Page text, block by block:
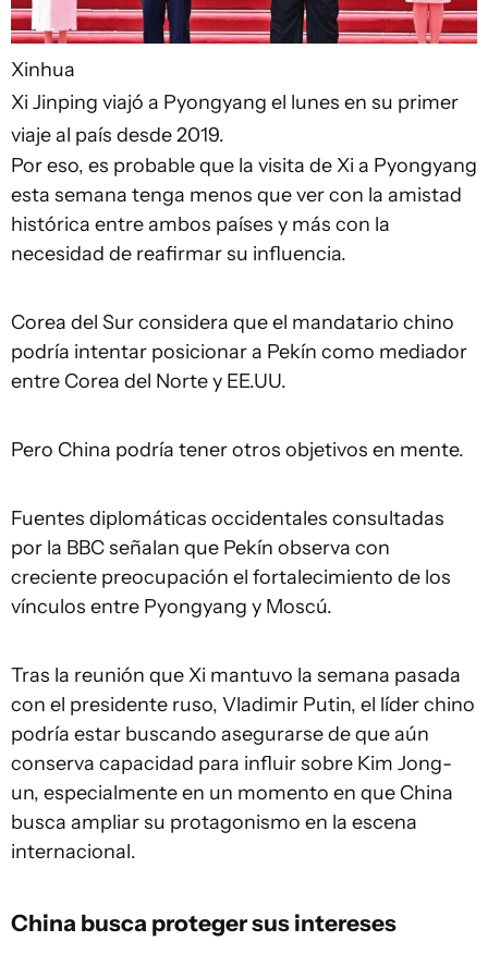
Xinhua
Xi Jinping viajó a Pyongyang el lunes en su primer
viaje al país desde 2019.
Por eso, es probable que la visita de Xi a Pyongyang
esta semana tenga menos que ver con la amistad
histórica entre ambos países y más con la
necesidad de reafirmar su influencia.
Corea del Sur considera que el mandatario chino
podría intentar posicionar a Pekín como mediador
entre Corea del Norte y EE.UU.
Pero China podría tener otros objetivos en mente.
Fuentes diplomáticas occidentales consultadas
por la BBC señalan que Pekín observa con
creciente preocupación el fortalecimiento de los
vínculos entre Pyongyang y Moscú.
Tras la reunión que Xi mantuvo la semana pasada
con el presidente ruso, Vladimir Putin, el líder chino
podría estar buscando asegurarse de que aún
conserva capacidad para influir sobre Kim Jong-
un, especialmente en un momento en que China
busca ampliar su protagonismo en la escena
internacional.
China busca proteger sus intereses